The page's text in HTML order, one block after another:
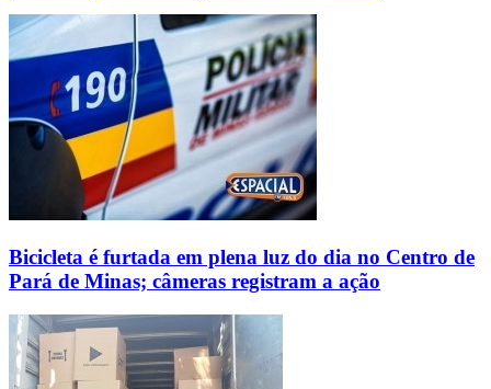
Bicicleta é furtada em plena luz do dia no Centro de
Pará de Minas; câmeras registram a ação